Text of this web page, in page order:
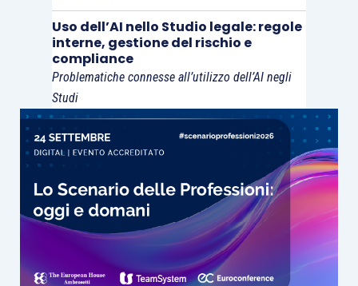
Uso dell’AI nello Studio legale: regole
interne, gestione del rischio e
compliance
Problematiche connesse all’utilizzo dell’AI negli
Studi